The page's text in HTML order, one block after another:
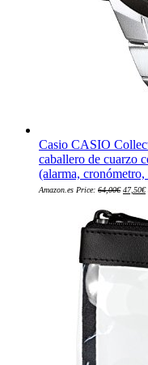
Casio CASIO
caballero de cuarzo
(alarma,
Amazon.es Price: 64,00€ precio
era:
64,00€.
47,50€